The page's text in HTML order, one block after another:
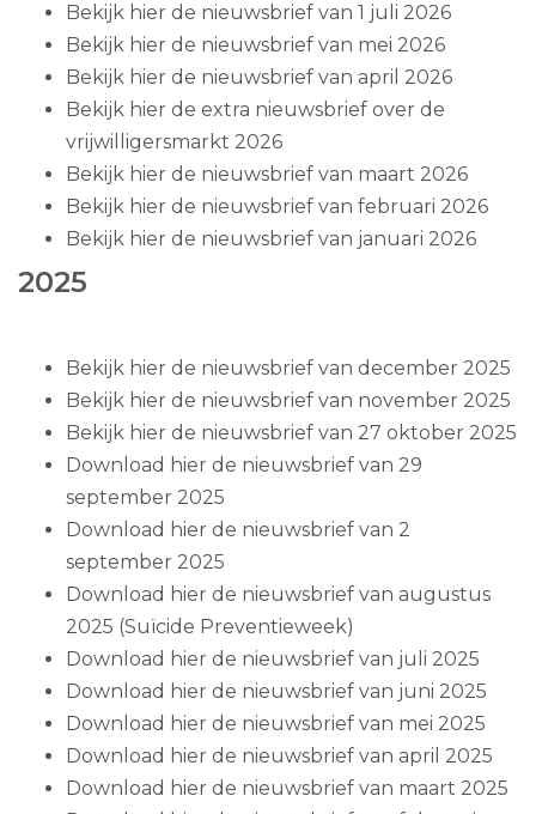
Bekijk hier de nieuwsbrief van 1 juli 2026
Bekijk hier de nieuwsbrief van mei 2026
Bekijk hier de nieuwsbrief van april 2026
Bekijk hier de extra nieuwsbrief over de
vrijwilligersmarkt 2026
Bekijk hier de nieuwsbrief van maart 2026
Bekijk hier de nieuwsbrief van februari 2026
Bekijk hier de nieuwsbrief van januari 2026
2025
Bekijk hier de nieuwsbrief van december 2025
Bekijk hier de nieuwsbrief van november 2025
Bekijk hier de nieuwsbrief van 27 oktober 2025
Download hier de nieuwsbrief van 29
september 2025
Download hier de nieuwsbrief van 2
september 2025
Download hier de nieuwsbrief van augustus
2025 (Suïcide Preventieweek)
Download hier de nieuwsbrief van juli 2025
Download hier de nieuwsbrief van juni 2025
Download hier de nieuwsbrief van mei 2025
Download hier de nieuwsbrief van april 2025
Download hier de nieuwsbrief van maart 2025